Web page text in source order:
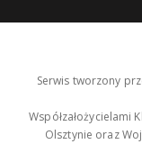
Serwis tworzony
Współzałożycielami
Olsztynie oraz